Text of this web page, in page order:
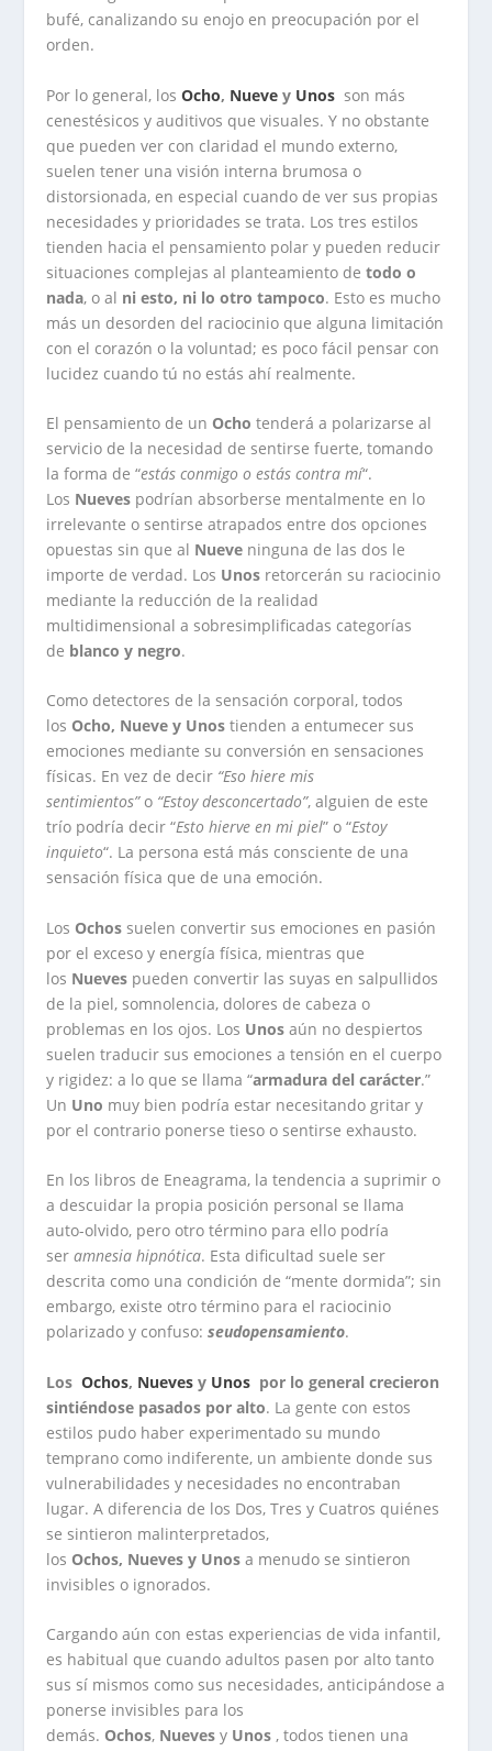
bufé, canalizando su enojo en preocupación por el
orden.
Por lo general, losOcho, Nueve y Unos son más
cenestésicos y auditivos que visuales. Y no obstante
que pueden ver con claridad el mundo externo,
suelen tener una visión interna brumosa o
distorsionada, en especial cuando de ver sus propias
necesidades y prioridades se trata. Los tres estilos
tienden hacia el pensamiento polar y pueden reducir
situaciones complejas al planteamiento de todo o
nada, o al ni esto, ni lo otro tampoco. Esto es mucho
más un desorden del raciocinio que alguna limitación
con el corazón o la voluntad; es poco fácil pensar con
lucidez cuando tú no estás ahí realmente.
El pensamiento de un Ocho tenderá a polarizarse al
servicio de la necesidad de sentirse fuerte, tomando
la forma de “estás conmigo o estás contra mí“.
Los Nueves podrían absorberse mentalmente en lo
irrelevante o sentirse atrapados entre dos opciones
opuestas sin que al Nueve ninguna de las dos le
importe de verdad. Los Unos retorcerán su raciocinio
mediante la reducción de la realidad
multidimensional a sobresimplificadas categorías
de blanco y negro.
Como detectores de la sensación corporal, todos
los Ocho, Nueve y Unos tienden a entumecer sus
emociones mediante su conversión en sensaciones
físicas. En vez de decir “Eso hiere mis
sentimientos”o “Estoy desconcertado”, alguien de este
trío podría decir “Esto hierve en mi piel” o “Estoy
inquieto“. La persona está más consciente de una
sensación física que de una emoción.
Los Ochos suelen convertir sus emociones en pasión
por el exceso y energía física, mientras que
los Nueves pueden convertir las suyas en salpullidos
de la piel, somnolencia, dolores de cabeza o
problemas en los ojos. Los Unos aún no despiertos
suelen traducir sus emociones a tensión en el cuerpo
y rigidez: a lo que se llama “armadura del carácter.”
Un Uno muy bien podría estar necesitando gritar y
por el contrario ponerse tieso o sentirse exhausto.
En los libros de Eneagrama, la tendencia a suprimir o
a descuidar la propia posición personal se llama
auto-olvido, pero otro término para ello podría
seramnesia hipnótica. Esta dificultad suele ser
descrita como una condición de “mente dormida”; sin
embargo, existe otro término para el raciocinio
polarizado y confuso:seudopensamiento.
LosOchos, Nueves y Unos por lo general crecieron
sintiéndose pasados por alto. La gente con estos
estilos pudo haber experimentado su mundo
temprano como indiferente, un ambiente donde sus
vulnerabilidades y necesidades no encontraban
lugar. A diferencia de los Dos, Tres y Cuatros quiénes
se sintieron malinterpretados,
los Ochos, Nueves y Unos a menudo se sintieron
invisibles o ignorados.
Cargando aún con estas experiencias de vida infantil,
es habitual que cuando adultos pasen por alto tanto
sus sí mismos como sus necesidades, anticipándose a
ponerse invisibles para los
demás. Ochos, Nueves y Unos , todos tienen una